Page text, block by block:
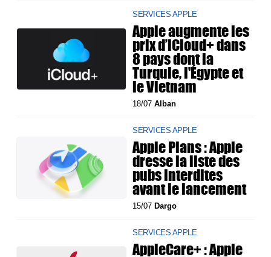
SERVICES APPLE
Apple augmente les
prix d’iCloud+ dans
8 pays dont la
Turquie, l'Égypte et
le Vietnam
18/07Alban
SERVICES APPLE
Apple Plans : Apple
dresse la liste des
pubs interdites
avant le lancement
15/07Dargo
SERVICES APPLE
AppleCare+ : Apple